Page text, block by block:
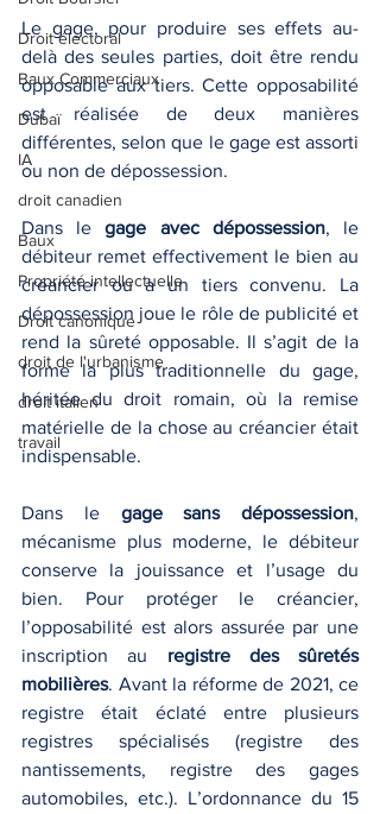
Droit électoral
Baux Commerciaux
Dubaï
IA
droit canadien
Baux
Propriété intellectuelle
Droit canonique
droit de l'urbanisme
droit italien
travail
Le gage, pour produire ses effets au-
delà des seules parties, doit être rendu
opposable aux tiers. Cette opposabilité
est réalisée de deux manières
différentes, selon que le gage est assorti
ou non de dépossession.
Dans le gage avec dépossession, le
débiteur remet effectivement le bien au
créancier ou à un tiers convenu. La
dépossession joue le rôle de publicité et
rend la sûreté opposable. Il s’agit de la
forme la plus traditionnelle du gage,
héritée du droit romain, où la remise
matérielle de la chose au créancier était
indispensable.
Dans le gage sans dépossession,
mécanisme plus moderne, le débiteur
conserve la jouissance et l’usage du
bien. Pour protéger le créancier,
l’opposabilité est alors assurée par une
inscription au registre des sûretés
mobilières. Avant la réforme de 2021, ce
registre était éclaté entre plusieurs
registres spécialisés (registre des
nantissements, registre des gages
automobiles, etc.). L’ordonnance du 15